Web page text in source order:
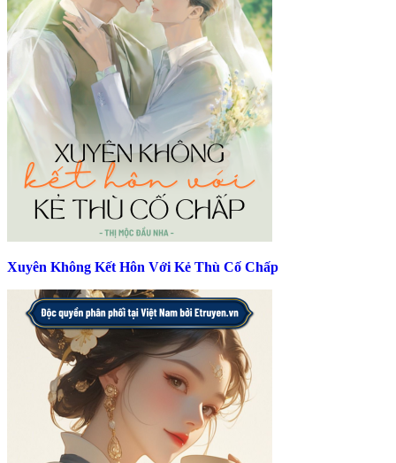
Xuyên Không Kết Hôn Với Kẻ Thù Cố Chấp